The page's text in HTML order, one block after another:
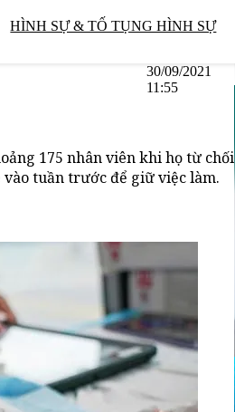
HÌNH SỰ & TỐ TỤNG HÌNH SỰ
30/09/2021
11:55
175 nhân viên khi họ từ chối
tuần trước để giữ việc làm.